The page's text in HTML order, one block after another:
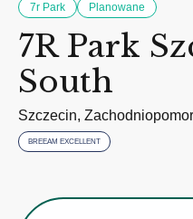
7r Park Planowane
7R Park
South
Szczecin,
BREEAM EXCELLENT